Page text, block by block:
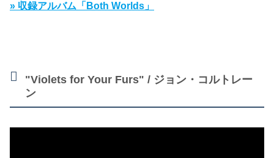
» 収録アルバム「Both Worlds」
"Violets for Your Furs" / ジョン・コルトレー
ン